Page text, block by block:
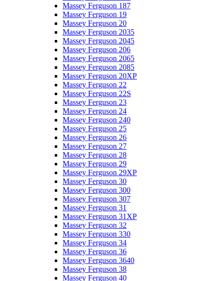
Massey Ferguson 187
Massey Ferguson 19
Massey Ferguson 20
Massey Ferguson 2035
Massey Ferguson 2045
Massey Ferguson 206
Massey Ferguson 2065
Massey Ferguson 2085
Massey Ferguson 20XP
Massey Ferguson 22
Massey Ferguson 22S
Massey Ferguson 23
Massey Ferguson 24
Massey Ferguson 240
Massey Ferguson 25
Massey Ferguson 26
Massey Ferguson 27
Massey Ferguson 28
Massey Ferguson 29
Massey Ferguson 29XP
Massey Ferguson 30
Massey Ferguson 300
Massey Ferguson 307
Massey Ferguson 31
Massey Ferguson 31XP
Massey Ferguson 32
Massey Ferguson 330
Massey Ferguson 34
Massey Ferguson 36
Massey Ferguson 3640
Massey Ferguson 38
Massey Ferguson 40